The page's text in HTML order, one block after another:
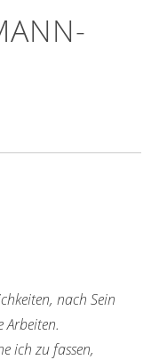
nach Sein
ich zu fassen,